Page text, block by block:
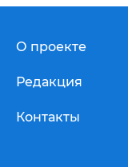
О проекте
Редакция
Контакты